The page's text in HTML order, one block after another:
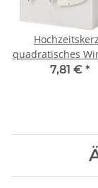
quadratisches
aus Wachs,
7,81 € *